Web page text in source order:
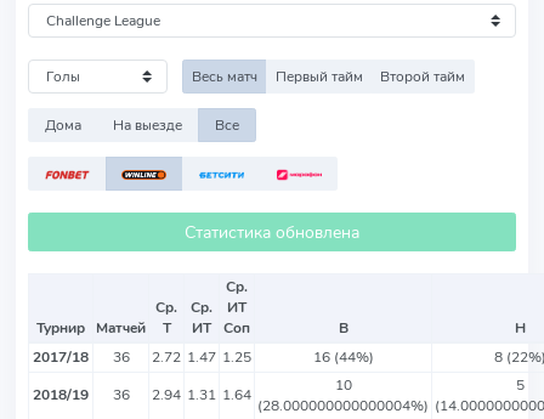
Весь матч Первый тайм Второй тайм
Дома На выезде Все
Статистика обновлена
Турнир Матчей
Ср.
Т
Ср.
ИТ
Ср.
ИТ
Соп
В
Н
2017/18
36 2.72 1.47 1.25 16 (44%)
8
2018/19
36 2.94 1.31 1.64
10
(28.000000000000004%)
5